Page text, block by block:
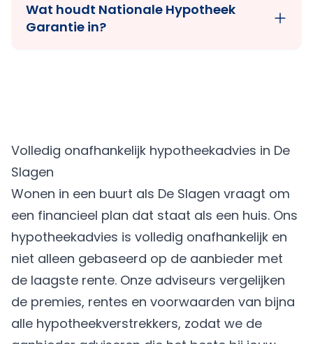
Wat houdt Nationale Hypotheek
Garantie in?
Volledig onafhankelijk hypotheekadvies in De
Slagen
Wonen in een buurt als De Slagen vraagt om
een financieel plan dat staat als een huis. Ons
hypotheekadvies is volledig onafhankelijk en
niet alleen gebaseerd op de aanbieder met
de laagste rente. Onze adviseurs vergelijken
de premies, rentes en voorwaarden van bijna
alle hypotheekverstrekkers, zodat we de